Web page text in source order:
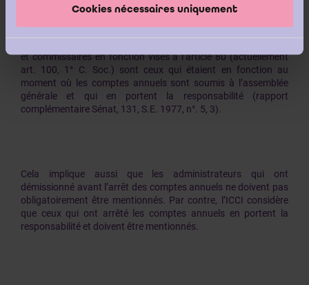
Cookies nécessaires uniquement
Dans le document visé à l’article 100, 1° du Code des sociétés,
les nouveaux administrateurs, même s’ils ont été nommés
après la date de clôture de l’exercice, doivent être mentionnés.
et commissaires en fonction visés à l’article 80 (actuellement
art. 100, 1° C. Soc.) sont ceux qui étaient en fonction au
moment où les comptes annuels sont soumis à l’assemblée
générale et qui en portent la responsabilité (rapport
complémentaire Sénat, 131, S.E. 1977, n°. 5, 3).
Cela implique aussi que les administrateurs qui ont
démissionné avant l’arrêt des comptes annuels ne doivent pas
obligatoirement être mentionnés. Par contre, l’ICCI considère
que ceux qui ont arrêté les comptes annuels en portent la
responsabilité et doivent être mentionnés.